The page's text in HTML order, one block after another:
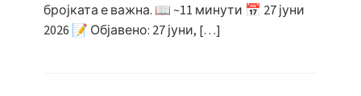
бројката е важна. 📖 ~11 минути 📅 27 јуни
2026 📝 Објавено: 27 јуни, […]